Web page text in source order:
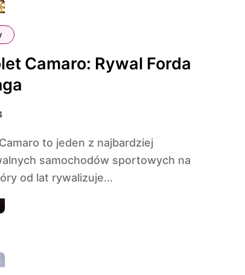
Camaro: Rywal Forda
samochodów sportowych na
od lat rywalizuje...